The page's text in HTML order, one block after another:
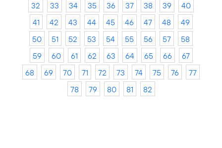
32
33 34 35 36 37 38 39
40
41
42 43 44 45 46 47 48
49
50
51 52 53 54 55 56 57
58
59
60 61 62 63 64 65 66
67
68
69 70 71 72 73 74 75 76
77
78
79 80 81 82